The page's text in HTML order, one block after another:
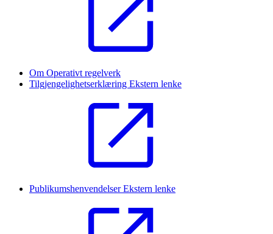
Om Operativt regelverk
Tilgjengelighetserklæring Ekstern lenke
PublikumshenvendelserEkstern lenke